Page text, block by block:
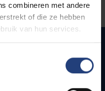
combineren met andere
of die ze hebben
van hun services.